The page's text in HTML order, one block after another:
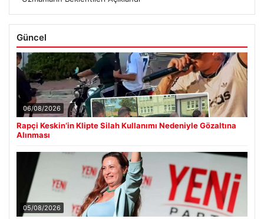
Güncel
06/08/2026
Rapçi Keskin’in Klipte Silah Kullanımı Nedeniyle Gözaltına
Alınması
05/08/2026